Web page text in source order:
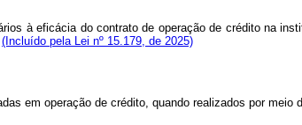
à eficácia do contrato de operação de crédito na
(Incluído pela Lei nº 15.179, de 2025)
em operação de crédito, quando realizados por meio